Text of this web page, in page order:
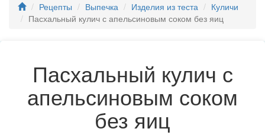
Рецепты Выпечка Изделия из теста
Куличи
Пасхальный кулич с апельсиновым соком без яиц
Пасхальный кулич с
апельсиновым соком
без яиц